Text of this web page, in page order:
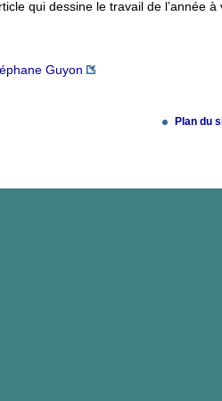
qui dessine le travail de l’année
Guyon
Plan du